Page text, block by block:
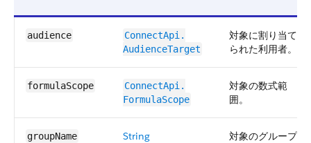
audience
ConnectApi.​
AudienceTarget
対象に割り当て
られた利用者。
formulaScope
ConnectApi.​
FormulaScope
対象の数式範
囲。
groupName String
対象のグループ